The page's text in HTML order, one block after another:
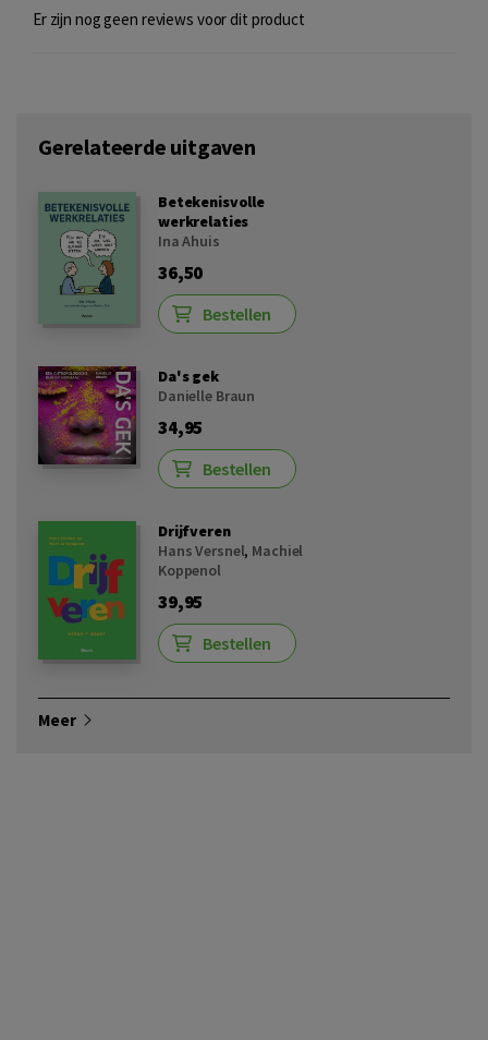
Er zijn nog geen reviews voor dit product
Gerelateerde uitgaven
Betekenisvolle
werkrelaties
Ina Ahuis
36,50
Bestellen
Da's gek
Danielle Braun
34,95
Bestellen
Drijfveren
Hans Versnel, Machiel
Koppenol
39,95
Bestellen
Meer